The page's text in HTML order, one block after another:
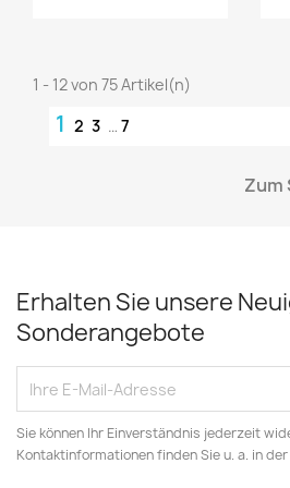
1 - 12 von 75 Artikel(n)
1 2 3 … 7
Zum
Erhalten Sie unsere
Sonderangebote
Sie können Ihr Einverständnis jederzeit
Kontaktinformationen finden Sie u. a. in